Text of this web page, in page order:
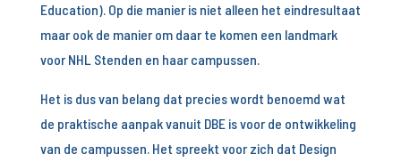
Education). Op die manier is niet alleen het eindresultaat
maar ook de manier om daar te komen een landmark
voor NHL Stenden en haar campussen.
Het is dus van belang dat precies wordt benoemd wat
de praktische aanpak vanuit DBE is voor de ontwikkeling
van de campussen. Het spreekt voor zich dat Design